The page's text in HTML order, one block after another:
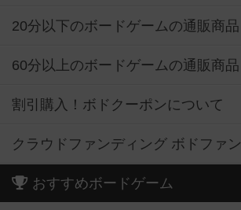
20分以下のボードゲームの通販商品
60分以上のボードゲームの通販商品
割引購入！ボドクーポンについて
クラウドファンディング ボドファン
おすすめボードゲーム